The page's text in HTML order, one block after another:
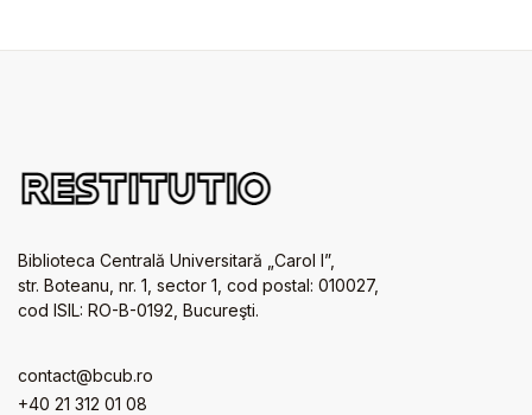
Biblioteca Centrală Universitară „Carol I”,
str. Boteanu, nr. 1, sector 1, cod postal: 010027,
cod ISIL: RO-B-0192, Bucureşti.
contact@bcub.ro
+40 21 312 01 08